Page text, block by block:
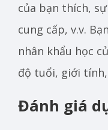
của bạn thích,
cung cấp, v.v.
nhân khẩu học
độ tuổi, giới
Đánh giá